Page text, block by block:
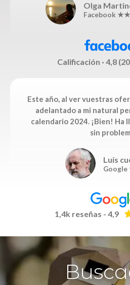
Olga
Facebook
Calificación · 4,8
Este año, al ver vuestras
adelantado a mi natural
calendario 2024. ¡Bien! Ha
sin
Luís
1,4k reseñas - 4,9